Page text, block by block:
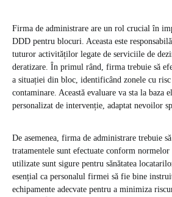
Firma de administrare are un rol crucial în
DDD pentru blocuri. Aceasta este
tuturor activităților legate de serviciile de
deratizare. În primul rând, firma trebuie să
a situației din bloc, identificând zonele cu risc
contaminare. Această evaluare va sta la baza
personalizat de intervenție, adaptat nevoilor
De asemenea, firma de administrare trebuie
tratamentele sunt efectuate conform normelor
utilizate sunt sigure pentru sănătatea
esențial ca personalul firmei să fie bine
echipamente adecvate pentru a minimiza